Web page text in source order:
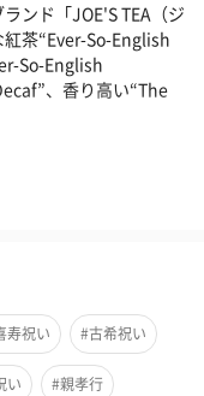
ンド「JOE'S TEA（ジ
茶“Ever-So-English
So-English
、香り高い“The
ンド「JOE'S TEA（ジ
ました。各種15パッ
。
寿祝い #古希祝い
い #親孝行